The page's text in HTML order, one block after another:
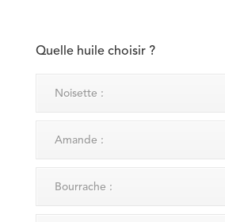
Quelle huile choisir ?
Noisette :
Amande :
Bourrache :